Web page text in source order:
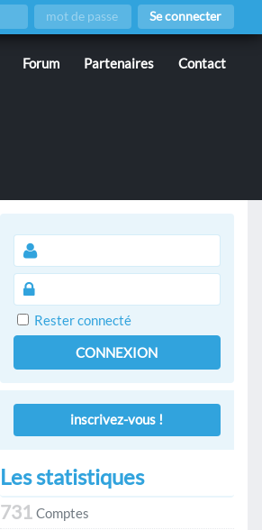
Se connecter
Forum Partenaires Contact
Rester connecté
CONNEXION
inscrivez-vous !
Les statistiques
731 Comptes